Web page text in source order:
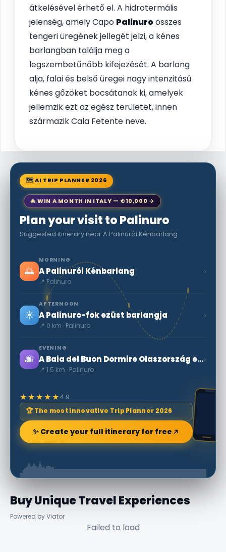
átkelésével érhető el. A hidrotermális
jelenség, amely Capo Palinuroösszes
tengeri üregének jellegét jelzi, a kénes
barlangban találja meg a
legszembetűnőbb kifejezését. A barlang
alja, falai és belső üregei nagy intenzitású
kénes gőzöket bocsátanak ki, amelyek
jellemzik ezt az egész területet, innen
származik Cala Fetente neve.
🗺 AI TRIP PLANNER 2026
🎄 WIN A MONTH IN ITALY — €10,000 →
Plan your visit to Palinuro
Suggested itinerary near A Palinurói Kénbarlang
🌅
MORNING
A Palinurói Kénbarlang
📍 Palinuro
›
☀️
AFTERNOON
A Palinuro-fok ezüst barlangja
📍 0 km · Palinuro
›
🌆
EVENING
A Baia del Buon Dormire Olaszország egyik legszebb strandja
📍 1.5 km · Palinuro
›
★★★★★4.9
🏆 The most innovative Trip Planner 2026
✨ Create your full itinerary for free
Buy Unique Travel Experiences
Powered by Viator
Failed to load